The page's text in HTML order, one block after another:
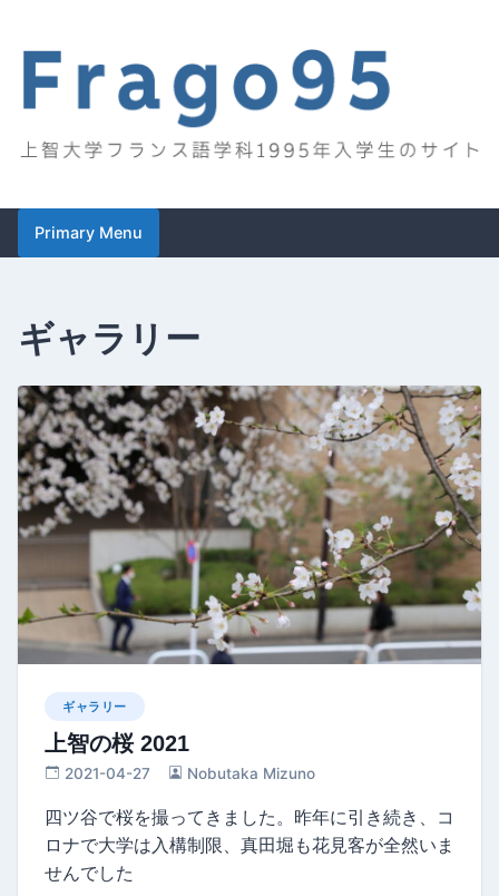
content
Frago95
Primary Menu
ギャラリー
ギャラリー
上智の桜 2021
2021-04-27 Nobutaka Mizuno
四ツ谷で桜を撮ってきました。昨年に引き続き、コ
ロナで大学は入構制限、真田堀も花見客が全然いま
せんでした